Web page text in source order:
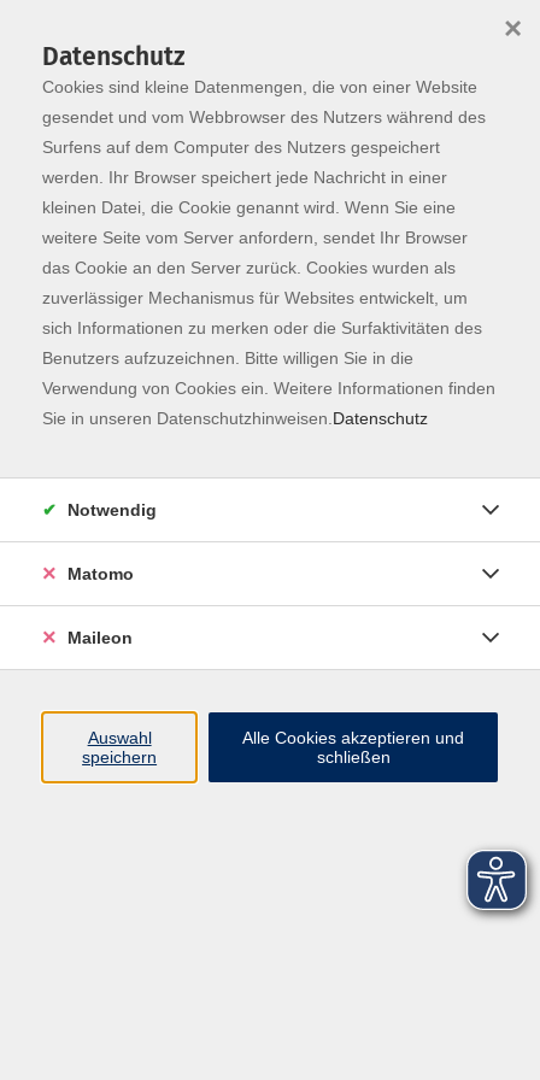
Skip to main content
You are here:
Programm
Der Kurs konnte nicht gefunden werden.
Kontaktformular
Impressum
AGB
Datenschutzerklärung
Datenschutz
Cookies sind kleine Datenmengen, die von einer Website
gesendet und vom Webbrowser des Nutzers während des
Surfens auf dem Computer des Nutzers gespeichert
werden. Ihr Browser speichert jede Nachricht in einer
kleinen Datei, die Cookie genannt wird. Wenn Sie eine
weitere Seite vom Server anfordern, sendet Ihr Browser
das Cookie an den Server zurück. Cookies wurden als
zuverlässiger Mechanismus für Websites entwickelt, um
sich Informationen zu merken oder die Surfaktivitäten des
Benutzers aufzuzeichnen. Bitte willigen Sie in die
Verwendung von Cookies ein. Weitere Informationen finden
Sie in unseren Datenschutzhinweisen. Datenschutz
×
Notwendig
Matomo
Maileon
Auswahl
speichern
Alle Cookies akzeptieren und
schließen